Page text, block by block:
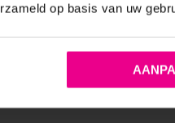
op basis van uw